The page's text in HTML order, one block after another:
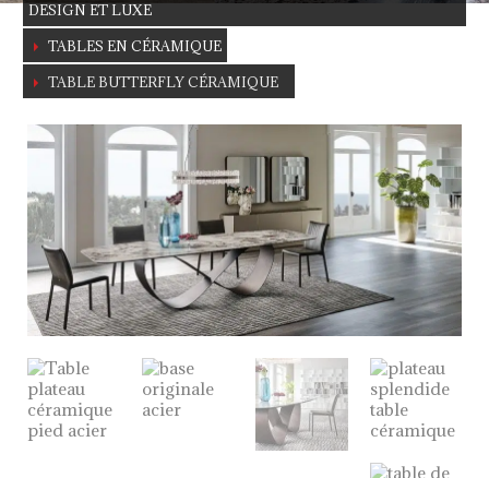
DESIGN ET LUXE
TABLES EN CÉRAMIQUE
TABLE BUTTERFLY CÉRAMIQUE
Table Butterfly en céramique
A la fois élégante et personnalisable